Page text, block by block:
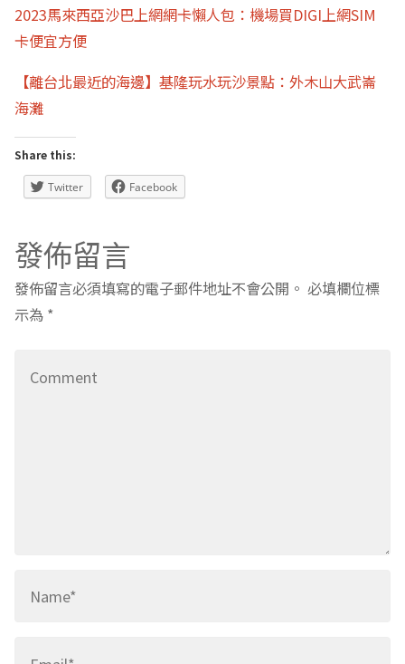
2023馬來西亞沙巴上網網卡懶人包：機場買DIGI上網SIM
卡便宜方便
【離台北最近的海邊】基隆玩水玩沙景點：外木山大武崙
海灘
Share this:
Twitter Facebook
發佈留言
發佈留言必須填寫的電子郵件地址不會公開。 必填欄位標
示為 *